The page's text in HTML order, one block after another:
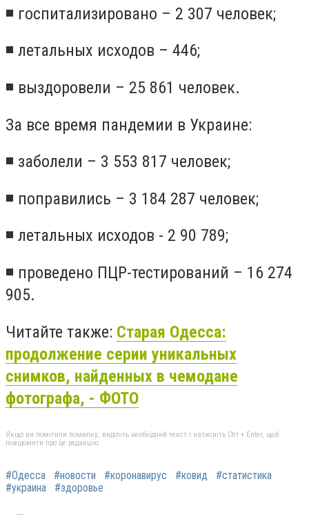
◾ госпитализировано – 2 307 человек;
◾ летальных исходов – 446;
◾ выздоровели – 25 861 человек.
За все время пандемии в Украине:
◾ заболели – 3 553 817 человек;
◾ поправились – 3 184 287 человек;
◾ летальных исходов - 2 90 789;
◾ проведено ПЦР-тестирований – 16 274
905.
Читайте также: Старая Одесса:
продолжение серии уникальных
снимков, найденных в чемодане
фотографа, - ФОТО
Якщо ви помітили помилку, виділіть необхідний текст і натисніть Ctrl + Enter, щоб
повідомити про це редакцію
#Одесса #новости #коронавирус #ковид
#статистика
#украина
#здоровье